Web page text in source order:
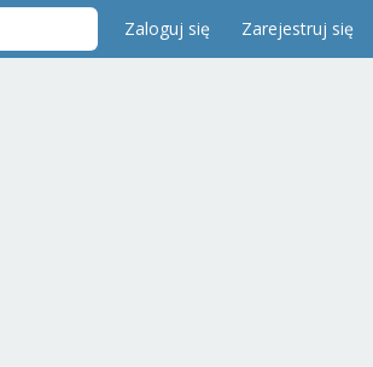
Zaloguj się Zarejestruj się